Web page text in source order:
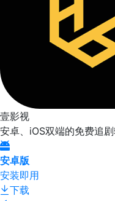
壹影视
安卓、iOS双端的免费追
安卓版
安装即用
下载